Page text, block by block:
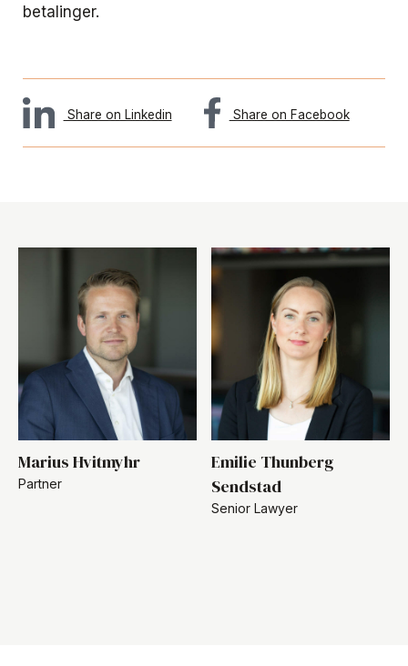
betalinger.
Share on Linkedin Share on Facebook
Marius Hvitmyhr
Partner
Emilie Thunberg
Sendstad
Senior Lawyer